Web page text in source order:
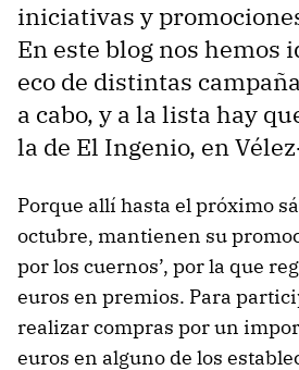
iniciativas y
En este blog nos hemos
eco de distintas
a cabo, y a la lista hay
la de El Ingenio, en
Porque allí hasta el próximo
octubre, mantienen su
por los cuernos’, por la que
euros en premios. Para
realizar compras por un
euros en alguno de los